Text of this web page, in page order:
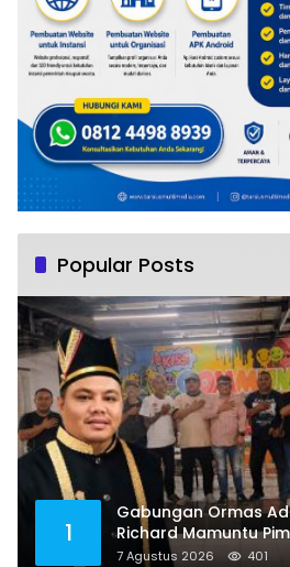
Popular Posts
1
Gabungan Ormas
Richard Mamuntu
Keter Kota Bitung
7 Agustus 2026 401